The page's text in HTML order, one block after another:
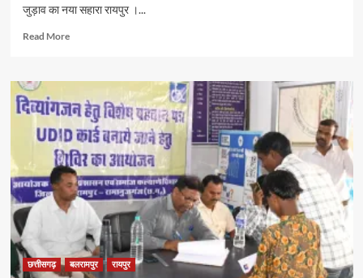
जुड़ाव का नया सहारा रायपुर ।...
Read MoreRead
संवेदनशील
से
लौटी
सुनने
की
मुस्कान
छत्तीसगढ़ बलरामपुर रायपुर